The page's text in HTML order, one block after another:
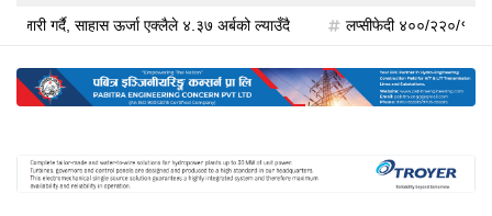
पेट्रोलियम
अन्तर्राष्ट्रिय
ऊर्जा
दक्षता
साहास ऊर्जा एक्लैले ४.३७ अर्बको ल्याउँदै लप्सीफेदी ४००/२२०/१३२ केभी